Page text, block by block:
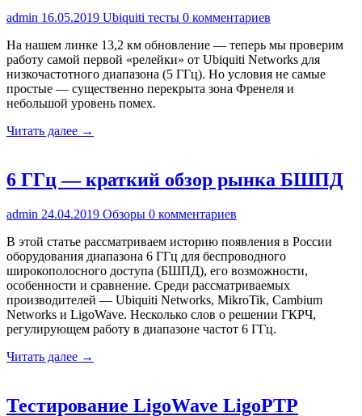
admin 16.05.2019 Ubiquiti тесты 0 комментариев
На нашем линке 13,2 км обновление — теперь мы проверим
работу самой первой «релейки» от Ubiquiti Networks для
низкочастотного диапазона (5 ГГц). Но условия не самые
простые — существенно перекрыта зона Френеля и
небольшой уровень помех.
Читать далее →
6 ГГц — краткий обзор рынка БШПД
admin 24.04.2019 Обзоры 0 комментариев
В этой статье рассматриваем историю появления в России
оборудования диапазона 6 ГГц для беспроводного
широкополосного доступа (БШПД), его возможности,
особенности и сравнение. Среди рассматриваемых
производителей — Ubiquiti Networks, MikroTik, Cambium
Networks и LigoWave. Несколько слов о решении ГКРЧ,
регулирующем работу в диапазоне частот 6 ГГц.
Читать далее →
Тестирование LigoWave LigoPTP